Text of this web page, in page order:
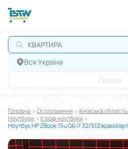
А
Вся Україна
Пошук
Головна Оголошення Київська область
Ноутбуки
Ігрові ноутбуки